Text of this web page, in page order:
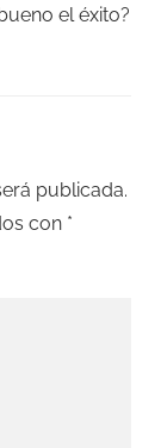
el éxito?
publicada.
con *